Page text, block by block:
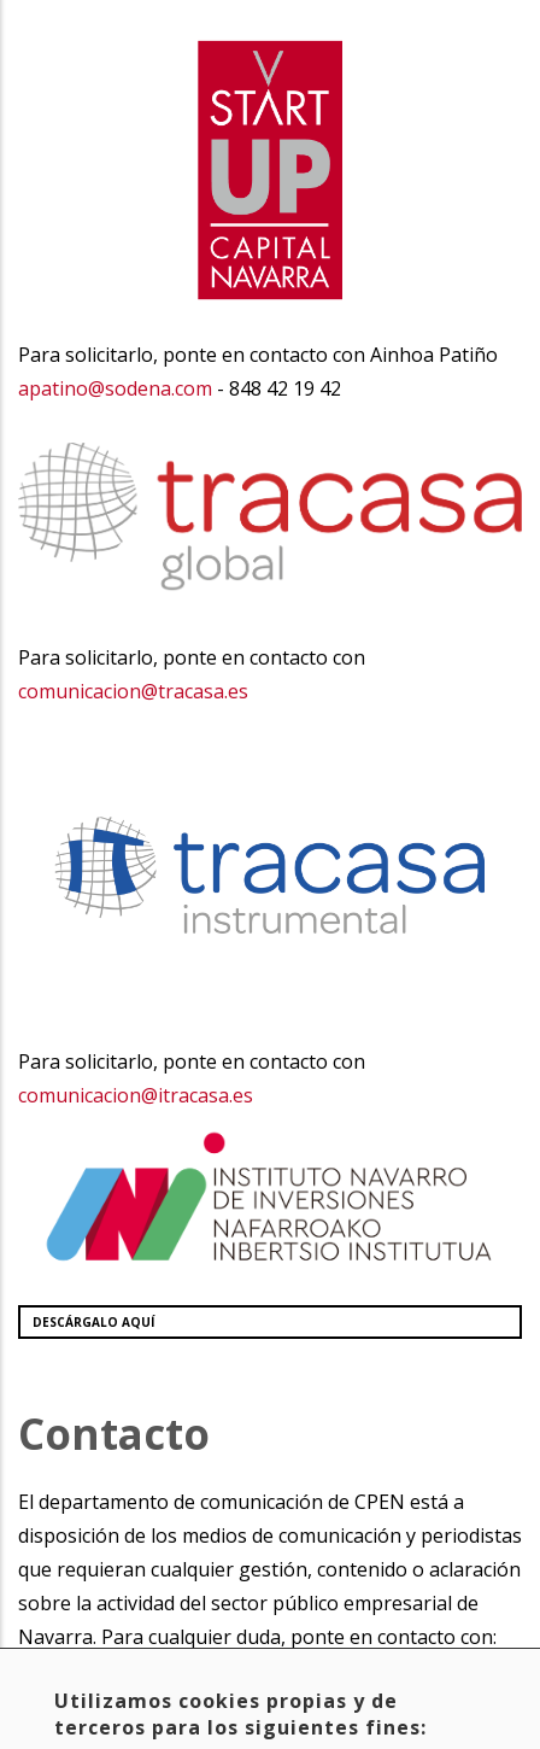
Para solicitarlo, ponte en contacto con Ainhoa Patiño
apatino@sodena.com - 848 42 19 42
Para solicitarlo, ponte en contacto con
comunicacion@tracasa.es
Para solicitarlo, ponte en contacto con
comunicacion@itracasa.es
DESCÁRGALO AQUÍ
Contacto
El departamento de comunicación de CPEN está a
disposición de los medios de comunicación y periodistas
que requieran cualquier gestión, contenido o aclaración
sobre la actividad del sector público empresarial de
Navarra. Para cualquier duda, ponte en contacto con:
Itxaso Laita Apesteguía
Dirección de Comunicación de CPEN
Utilizamos cookies propias y de
terceros para los siguientes fines: